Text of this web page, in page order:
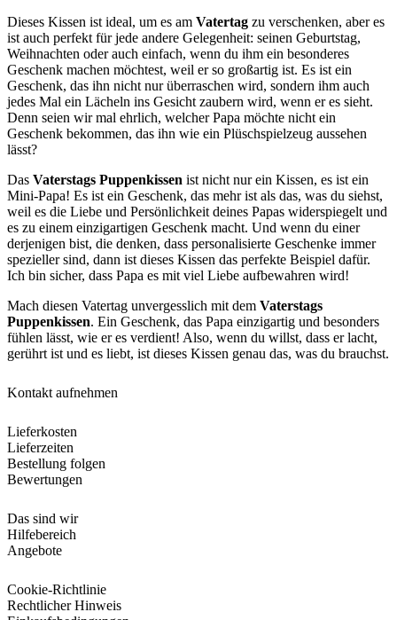
Dieses Kissen ist ideal, um es am Vatertag zu verschenken, aber es
ist auch perfekt für jede andere Gelegenheit: seinen Geburtstag,
Weihnachten oder auch einfach, wenn du ihm ein besonderes
Geschenk machen möchtest, weil er so großartig ist. Es ist ein
Geschenk, das ihn nicht nur überraschen wird, sondern ihm auch
jedes Mal ein Lächeln ins Gesicht zaubern wird, wenn er es sieht.
Denn seien wir mal ehrlich, welcher Papa möchte nicht ein
Geschenk bekommen, das ihn wie ein Plüschspielzeug aussehen
lässt?
Das Vaterstags Puppenkissen ist nicht nur ein Kissen, es ist ein
Mini-Papa! Es ist ein Geschenk, das mehr ist als das, was du siehst,
weil es die Liebe und Persönlichkeit deines Papas widerspiegelt und
es zu einem einzigartigen Geschenk macht. Und wenn du einer
derjenigen bist, die denken, dass personalisierte Geschenke immer
spezieller sind, dann ist dieses Kissen das perfekte Beispiel dafür.
Ich bin sicher, dass Papa es mit viel Liebe aufbewahren wird!
Mach diesen Vatertag unvergesslich mit dem Vaterstags
Puppenkissen. Ein Geschenk, das Papa einzigartig und besonders
fühlen lässt, wie er es verdient! Also, wenn du willst, dass er lacht,
gerührt ist und es liebt, ist dieses Kissen genau das, was du brauchst.
Kontakt aufnehmen
Lieferkosten
Lieferzeiten
Bestellung folgen
Bewertungen
Das sind wir
Hilfebereich
Angebote
Cookie-Richtlinie
Rechtlicher Hinweis